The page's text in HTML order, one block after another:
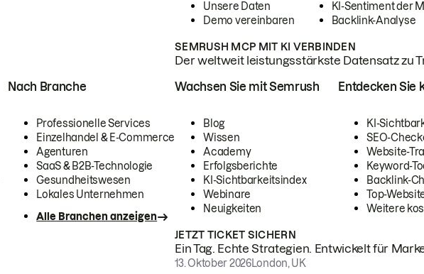
Unsere Daten
Demo vereinbaren
KI-Sentiment der
Backlink-Analyse
SEMRUSH MCP MIT KI VERBINDEN
Der weltweit leistungsstärkste Datensatz zu
Nach Branche
Professionelle Services
Einzelhandel & E-Commerce
Agenturen
SaaS & B2B-Technologie
Gesundheitswesen
Lokales Unternehmen
Alle Branchen anzeigen
Wachsen Sie mit Semrush
Blog
Wissen
Academy
Erfolgsberichte
KI-Sichtbarkeitsindex
Webinare
Neuigkeiten
Entdecken Sie
KI-
SEO-
Website-
Keyword-
Backlink-
Top-
Weitere
JETZT TICKET SICHERN
Ein Tag. Echte Strategien. Entwickelt für
13. Oktober 2026London, UK